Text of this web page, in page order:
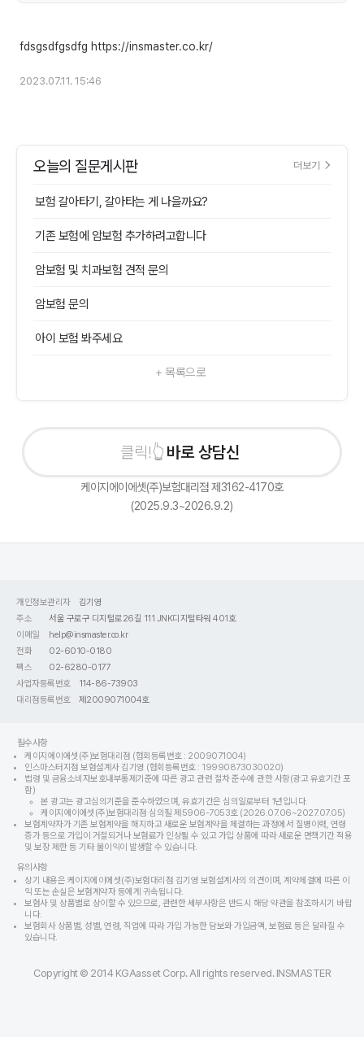
2023.07.11. 15:46
오늘의 질문게시판 더보기
보험 갈아타기, 갈아타는 게 나을까요?
기존 보험에 암보험 추가하려고합니다
암보험 및 치과보험 견적 문의
암보험 문의
아이 보험 봐주세요
+ 목록으로
바로 상담신청
케이지에이에셋(주)보험대리점 제3162-4170호
(2025.9.3~2026.9.2)
개인정보관리자
김기영
주소
서울 구로구 디지털로26길 111 JNK디지털타워 401호
이메일
help@insmaster.co.kr
전화
02-6010-0180
팩스
02-6280-0177
사업자등록번호
114-86-73903
대리점등록번호
제2009071004호
필수사항
케이지에이에셋(주)보험대리점 (협회등록번호 : 2009071004)
인스마스터지점 보험설계사 김기영 (협회등록번호 : 19990873030020)
법령 및 금융소비자보호내부통제기준에 따른 광고 관련 절차 준수에 관한 사항(광고 유효기간 포
함)
본 광고는 광고심의기준을 준수하였으며, 유효기간은 심의일로부터 1년입니다.
케이지에이에셋(주)보험대리점 심의필 제5906-7053호 (2026.07.06~2027.07.05)
보험계약자가 기존 보험계약을 해지하고 새로운 보험계약을 체결하는 과정에서 질병이력, 연령
증가 등으로 가입이 거절되거나 보험료가 인상될 수 있고 가입 상품에 따라 새로운 면책기간 적용
및 보장 제한 등 기타 불이익이 발생할 수 있습니다.
유의사항
상기 내용은 케이지에이에셋(주)보험대리점 김기영 보험설계사의 의견이며, 계약체결에 따른 이
익 또는 손실은 보험계약자 등에게 귀속됩니다.
보험사 및 상품별로 상이할 수 있으므로, 관련한 세부사항은 반드시 해당 약관을 참조하시기 바랍
니다.
보험회사 상품별, 성별, 연령, 직업에 따라 가입 가능한 담보와 가입금액, 보험료 등은 달라질 수
있습니다.
Copyright © 2014 KGAasset Corp. All rights reserved. INSMASTER